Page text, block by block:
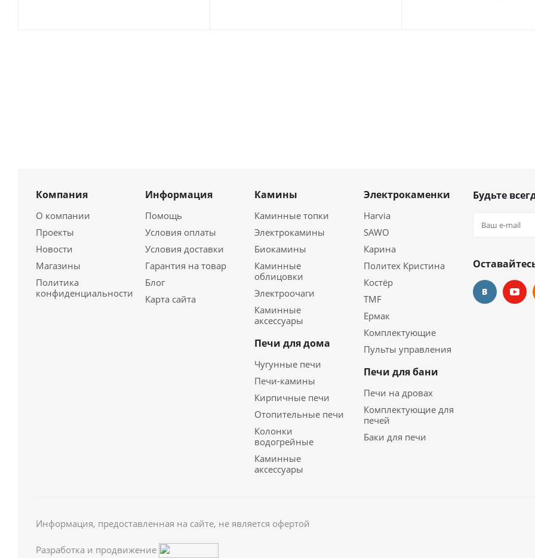
Компания
О компании
Проекты
Новости
Магазины
Политика
конфиденциальности
Информация
Помощь
Условия оплаты
Условия доставки
Гарантия на товар
Блог
Карта сайта
Камины
Каминные топки
Электрокамины
Биокамины
Каминные
облицовки
Электроочаги
Каминные
аксессуары
Печи для дома
Чугунные печи
Печи-камины
Кирпичные печи
Отопительные печи
Колонки
водогрейные
Каминные
аксессуары
Электрокаменки
Harvia
SAWO
Карина
Политех Кристина
Костёр
TMF
Ермак
Комплектующие
Пульты управления
Печи для бани
Печи на дровах
Комплектующие для
печей
Баки для печи
Будьте
Информация, предоставленная на сайте, не является офертой
Разработка и продвижение